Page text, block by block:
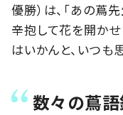
優勝）は、「あの蔦
辛抱して花を開か
はいかんと、いつも
数々の蔦